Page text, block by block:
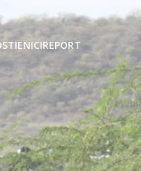
REPORT